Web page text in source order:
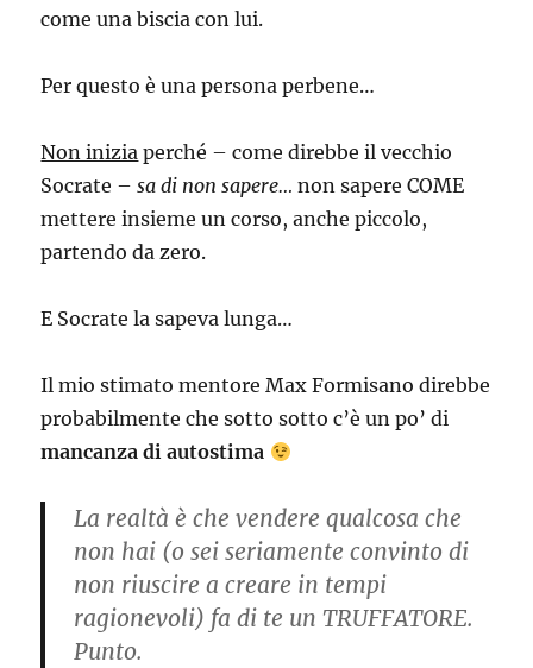
come una biscia con lui.
Per questo è una persona perbene…
Non inizia perché – come direbbe il vecchio
Socrate –sa di non sapere… non sapere COME
mettere insieme un corso, anche piccolo,
partendo da zero.
E Socrate la sapeva lunga…
Il mio stimato mentore Max Formisano direbbe
probabilmente che sotto sotto c’è un po’ di
mancanza di autostima
La realtà è che vendere qualcosa che
non hai (o sei seriamente convinto di
non riuscire a creare in tempi
ragionevoli) fa di te un TRUFFATORE.
Punto.